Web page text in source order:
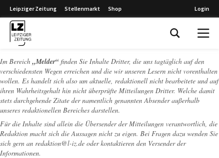
Leipziger Zeitung Stellenmarkt Shop Login
Im Bereich „Melder“ finden Sie Inhalte Dritter, die uns tagtäglich auf den
verschiedensten Wegen erreichen und die wir unseren Lesern nicht vorenthalten
wollen. Es handelt sich also um aktuelle, redaktionell nicht bearbeitete und auf
ihren Wahrheitsgehalt hin nicht überprüfte Mitteilungen Dritter. Welche damit
stets durchgehende Zitate der namentlich genannten Absender außerhalb
unseres redaktionellen Bereiches darstellen.
Für die Inhalte sind allein die Übersender der Mitteilungen verantwortlich, die
Redaktion macht sich die Aussagen nicht zu eigen. Bei Fragen dazu wenden Sie
sich gern an redaktion@l-iz.de oder kontaktieren den Versender der
Informationen.